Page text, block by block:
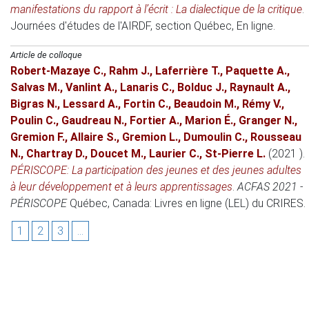
manifestations du rapport à l’écrit : La dialectique de la critique.
Journées d'études de l'AIRDF, section Québec, En ligne.
Article de colloque
Robert-Mazaye C., Rahm J., Laferrière T., Paquette A.,
Salvas M., Vanlint A., Lanaris C., Bolduc J., Raynault A.,
Bigras N., Lessard A., Fortin C., Beaudoin M., Rémy V.,
Poulin C., Gaudreau N., Fortier A., Marion É., Granger N.,
Gremion F., Allaire S., Gremion L., Dumoulin C., Rousseau
N., Chartray D., Doucet M., Laurier C., St-Pierre L. (2021 ).
PÉRISCOPE: La participation des jeunes et des jeunes adultes
à leur développement et à leurs apprentissages.ACFAS 2021 -
PÉRISCOPE Québec, Canada: Livres en ligne (LEL) du CRIRES.
1 2 3 ...